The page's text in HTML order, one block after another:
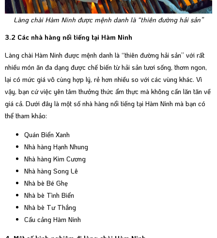
Làng chài Hàm Ninh được mệnh danh là “thiên đường hải sản”
3.2 Các nhà hàng nổi tiếng tại Hàm Ninh
Làng chài Hàm Ninh được mệnh danh là “thiên đường hải sản” với rất
nhiều món ăn đa dạng được chế biến từ hải sản tươi sống, thơm ngon,
lại có mức giá vô cùng hợp lý, rẻ hơn nhiều so với các vùng khác. Vì
vậy, bạn cứ việc yên tâm thưởng thức ẩm thực mà không cần lăn tăn về
giá cả. Dưới đây là một số nhà hàng nổi tiếng tại Hàm Ninh mà bạn có
thể tham khảo:
Quán Biển Xanh
Nhà hàng Hạnh Nhung
Nhà hàng Kim Cương
Nhà hàng Song Lê
Nhà bè Bé Ghẹ
Nhà bè Tình Biển
Nhà bè Tư Thắng
Cầu cảng Hàm Ninh